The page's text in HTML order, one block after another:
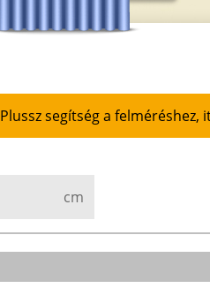
Plussz segítség a felméréshez,
cm